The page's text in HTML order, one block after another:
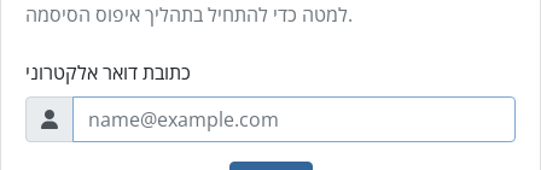
למטה כדי להתחיל בתהליך איפוס הסיסמה.
כתובת דואר אלקטרוני